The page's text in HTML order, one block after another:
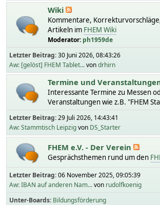
Wiki
Kommentare,
Artikeln im FHEM Wiki
Moderator: ph1959de
Letzter Beitrag:30 Juni 2026, 08:43:26
Aw: [gelöst] FHEM Tablet...vondrhirn
Termine und
Interessante Termine zu Messen
Veranstaltungen wie z.B. "FHEM
Letzter Beitrag:29 Juli 2026, 14:43:41
Aw: Stammtisch Leipzigvon DS_Starter
FHEM e.V. - Der Verein
Gesprächsthemen rund um den
Letzter Beitrag:06 November 2025, 09:05:39
Aw: IBAN auf anderen Nam...von rudolfkoenig
Unter-Boards Bildungsförderung